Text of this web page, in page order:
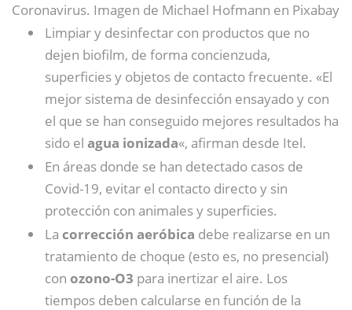
Coronavirus. Imagen de Michael Hofmann en Pixabay
Limpiar y desinfectar con productos que no
dejen biofilm, de forma concienzuda,
superficies y objetos de contacto frecuente. «El
mejor sistema de desinfección ensayado y con
el que se han conseguido mejores resultados ha
sido el agua ionizada«, afirman desde Itel.
En áreas donde se han detectado casos de
Covid-19, evitar el contacto directo y sin
protección con animales y superficies.
La corrección aeróbica debe realizarse en un
tratamiento de choque (esto es, no presencial)
con ozono-O3 para inertizar el aire. Los
tiempos deben calcularse en función de la